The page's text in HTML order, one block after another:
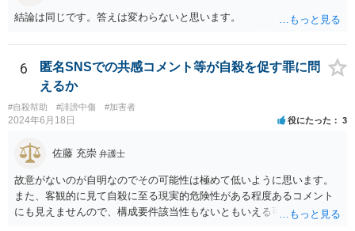
結論は同じです。答えは変わらないと思います。
6
匿名SNSでの共感コメント等が自殺を促す罪に問
えるか
#自殺幇助 #誹謗中傷 #加害者
2024年6月18日 役にたった 3
佐藤 充崇 弁護士
故意がないのが自明なのでその可能性は極めて低いように思います。
また、客観的に見て自殺に至る現実的危険性がある程度あるコメント
にも見えませんので、構成要件該当性もないともいえる可能性は高い